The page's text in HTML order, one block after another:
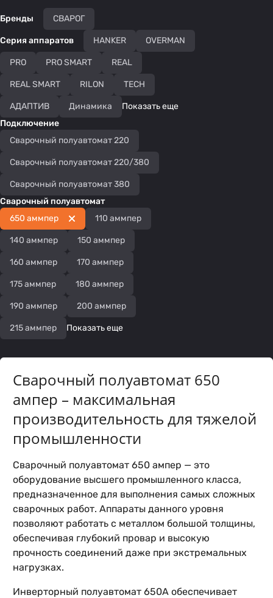
Бренды СВАРОГ
Серия аппаратов HANKER OVERMAN
PRO PRO SMART REAL
REAL SMART RILON TECH
АДАПТИВ Динамика
Показать еще
Подключение
Сварочный полуавтомат 220
Сварочный полуавтомат 220/380
Сварочный полуавтомат 380
Сварочный полуавтомат
110 аммпер
140 аммпер 150 аммпер
160 аммпер 170 аммпер
175 аммпер 180 аммпер
190 аммпер 200 аммпер
215 аммпер
650 аммпер
Показать еще
Сварочный полуавтомат 650
ампер – максимальная
производительность для тяжелой
промышленности
Сварочный полуавтомат 650 ампер — это
оборудование высшего промышленного класса,
предназначенное для выполнения самых сложных
сварочных работ. Аппараты данного уровня
позволяют работать с металлом большой толщины,
обеспечивая глубокий провар и высокую
прочность соединений даже при экстремальных
нагрузках.
Инверторный полуавтомат 650А обеспечивает